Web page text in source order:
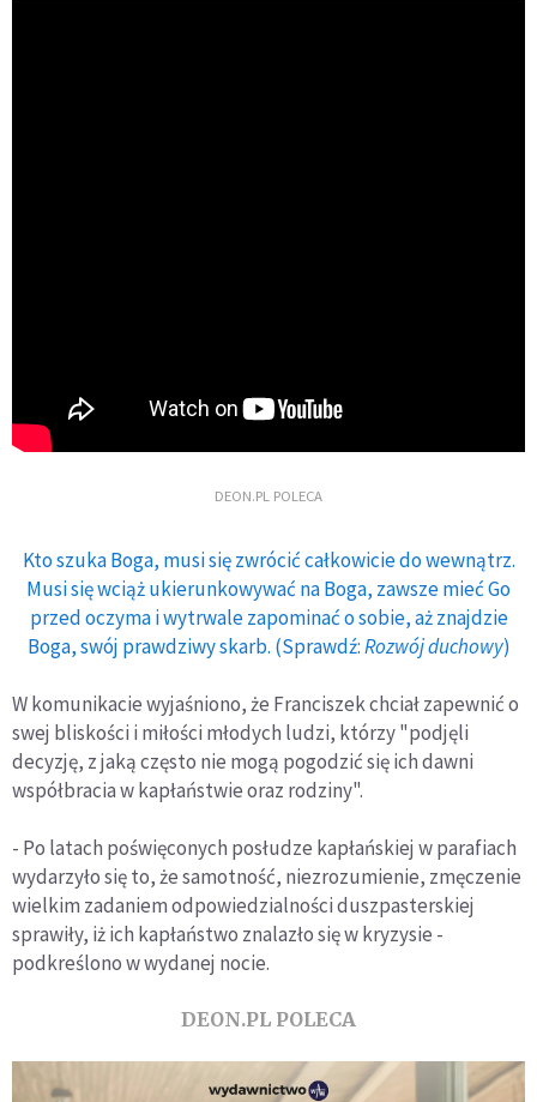
DEON.PL POLECA
Kto szuka Boga, musi się zwrócić całkowicie do wewnątrz.
Musi się wciąż ukierunkowywać na Boga, zawsze mieć Go
przed oczyma i wytrwale zapominać o sobie, aż znajdzie
Boga, swój prawdziwy skarb. (Sprawdź:Rozwój duchowy)
W komunikacie wyjaśniono, że Franciszek chciał zapewnić o
swej bliskości i miłości młodych ludzi, którzy "podjęli
decyzję, z jaką często nie mogą pogodzić się ich dawni
współbracia w kapłaństwie oraz rodziny".
- Po latach poświęconych posłudze kapłańskiej w parafiach
wydarzyło się to, że samotność, niezrozumienie, zmęczenie
wielkim zadaniem odpowiedzialności duszpasterskiej
sprawiły, iż ich kapłaństwo znalazło się w kryzysie -
podkreślono w wydanej nocie.
DEON.PL POLECA